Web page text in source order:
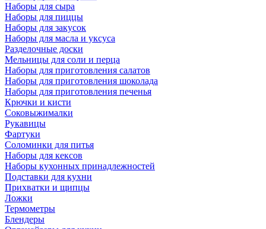
Наборы для сыра
Наборы для пиццы
Наборы для закусок
Наборы для масла и уксуса
Разделочные доски
Мельницы для соли и перца
Наборы для приготовления салатов
Наборы для приготовления шоколада
Наборы для приготовления печенья
Крючки и кисти
Соковыжималки
Рукавицы
Фартуки
Соломинки для питья
Наборы для кексов
Наборы кухонных принадлежностей
Подставки для кухни
Прихватки и щипцы
Ложки
Термометры
Блендеры